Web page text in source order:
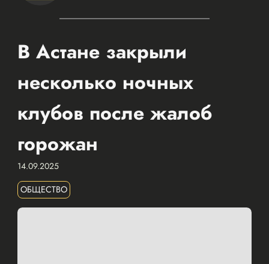
В Астане закрыли
несколько ночных
клубов после жалоб
горожан
14.09.2025
ОБЩЕСТВО